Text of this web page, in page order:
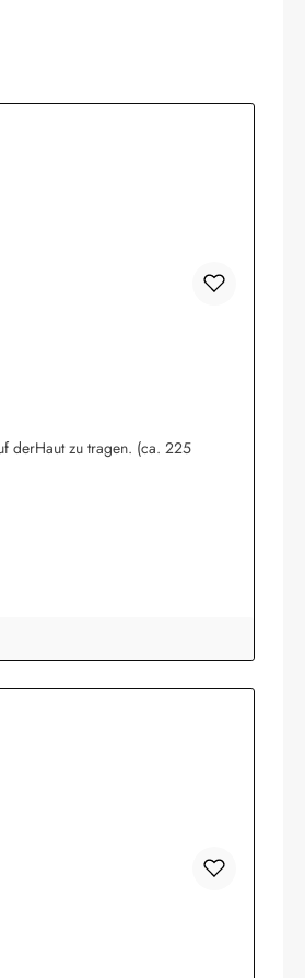
derHaut zu tragen. (ca. 225